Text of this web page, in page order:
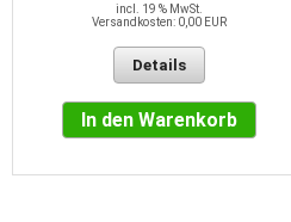
incl. 19 % MwSt.
Versandkosten: 0,00 EUR
Details
In den Warenkorb